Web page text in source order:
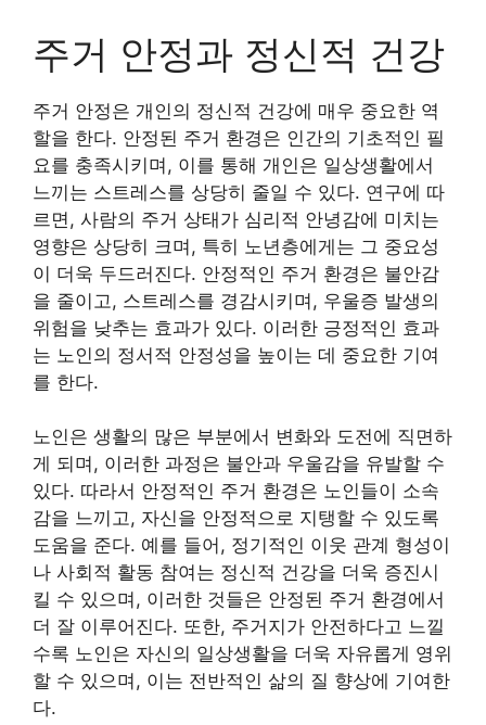
주거 안정과 정신적 건강
주거 안정은 개인의 정신적 건강에 매우 중요한 역
할을 한다. 안정된 주거 환경은 인간의 기초적인 필
요를 충족시키며, 이를 통해 개인은 일상생활에서
느끼는 스트레스를 상당히 줄일 수 있다. 연구에 따
르면, 사람의 주거 상태가 심리적 안녕감에 미치는
영향은 상당히 크며, 특히 노년층에게는 그 중요성
이 더욱 두드러진다. 안정적인 주거 환경은 불안감
을 줄이고, 스트레스를 경감시키며, 우울증 발생의
위험을 낮추는 효과가 있다. 이러한 긍정적인 효과
는 노인의 정서적 안정성을 높이는 데 중요한 기여
를 한다.
노인은 생활의 많은 부분에서 변화와 도전에 직면하
게 되며, 이러한 과정은 불안과 우울감을 유발할 수
있다. 따라서 안정적인 주거 환경은 노인들이 소속
감을 느끼고, 자신을 안정적으로 지탱할 수 있도록
도움을 준다. 예를 들어, 정기적인 이웃 관계 형성이
나 사회적 활동 참여는 정신적 건강을 더욱 증진시
킬 수 있으며, 이러한 것들은 안정된 주거 환경에서
더 잘 이루어진다. 또한, 주거지가 안전하다고 느낄
수록 노인은 자신의 일상생활을 더욱 자유롭게 영위
할 수 있으며, 이는 전반적인 삶의 질 향상에 기여한
다.